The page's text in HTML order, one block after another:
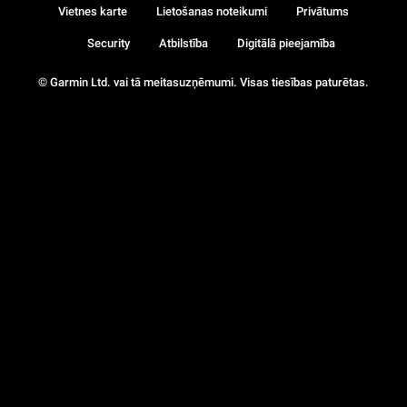
© Garmin Ltd. vai tā meitasuzņēmumi. Visas tiesības paturētas.
Vietnes karte Lietošanas noteikumi Privātums
Security Atbilstība Digitālā pieejamība